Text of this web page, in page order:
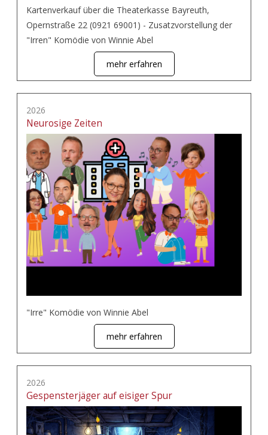
Kartenverkauf über die Theaterkasse Bayreuth,
Opernstraße 22 (0921 69001) - Zusatzvorstellung der
"Irren" Komödie von Winnie Abel
mehr erfahren
2026
Neurosige Zeiten
"Irre" Komödie von Winnie Abel
mehr erfahren
2026
Gespensterjäger auf eisiger Spur